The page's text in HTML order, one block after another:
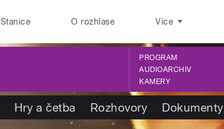
Stanice O rozhlase Více
PROGRAM
AUDIOARCHIV
KAMERY
Hry a četba Rozhovory Dokumenty